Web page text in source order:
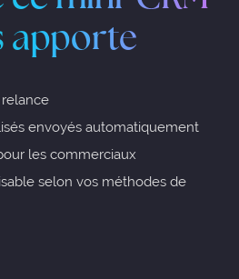
apporte
relance
envoyés automatiquement
les commerciaux
selon vos méthodes de